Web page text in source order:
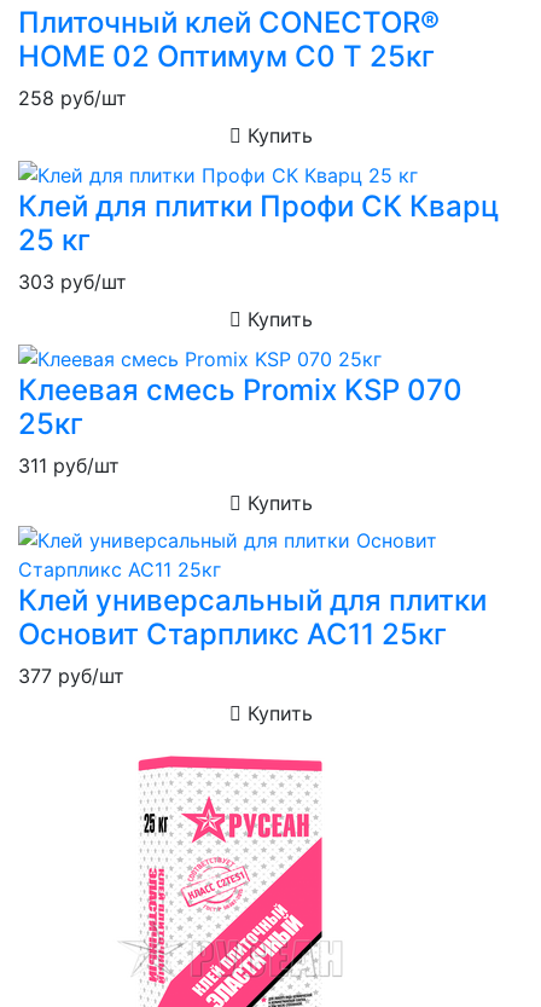
Плиточный клей CONECTOR®
HOME 02 Оптимум C0 Т 25кг
258 руб/шт
Купить
Клей для плитки Профи СК Кварц
25 кг
303 руб/шт
Купить
Клеевая смесь Promix KSP 070
25кг
311 руб/шт
Купить
Клей универсальный для плитки
Основит Старпликс AC11 25кг
377 руб/шт
Купить